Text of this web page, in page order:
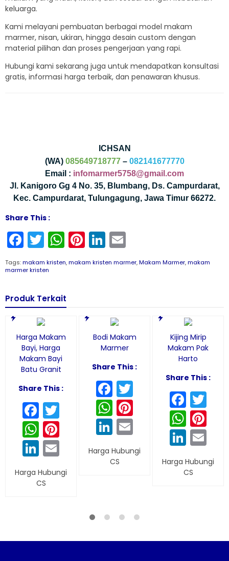
keluarga.
Kami melayani pembuatan berbagai model makam
marmer, nisan, ukiran, hingga desain custom dengan
material pilihan dan proses pengerjaan yang rapi.
Hubungi kami sekarang juga untuk mendapatkan konsultasi
gratis, informasi harga terbaik, dan penawaran khusus.
ICHSAN
(WA) 085649718777– 082141677770
Email : infomarmer5758@gmail.com
Jl. Kanigoro Gg 4 No. 35, Blumbang, Ds. Campurdarat,
Kec. Campurdarat, Tulungagung, Jawa Timur 66272.
Share This :
Facebook
Twitter
WhatsApp
Pinterest
LinkedIn
Tags:makam kristen,makam kristen marmer,Makam Marmer,makam
marmer kristen
Produk Terkait
Harga Makam
Bayi, Harga
Makam Bayi
Batu Granit
Share This :
Facebook
Twitter
WhatsApp
Pinterest
LinkedIn
Email
Harga Hubungi
CS
Bodi Makam
Marmer
Share This :
Facebook
Twitter
WhatsApp
Pinterest
LinkedIn
Email
Harga Hubungi
CS
Kijing Mirip
Makam Pak
Harto
Share This :
Harga Hubungi
CS